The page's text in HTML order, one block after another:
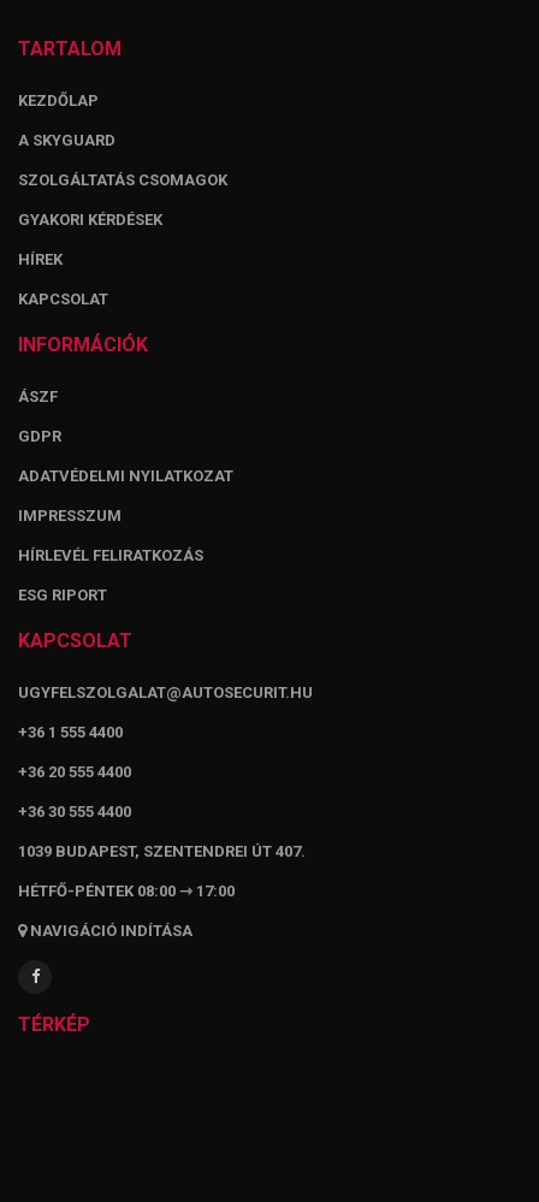
TARTALOM
KEZDŐLAP
A SKYGUARD
SZOLGÁLTATÁS CSOMAGOK
GYAKORI KÉRDÉSEK
HÍREK
KAPCSOLAT
INFORMÁCIÓK
ÁSZF
GDPR
ADATVÉDELMI NYILATKOZAT
IMPRESSZUM
HÍRLEVÉL FELIRATKOZÁS
ESG RIPORT
KAPCSOLAT
UGYFELSZOLGALAT@AUTOSECURIT.HU
+36 1 555 4400
+36 20 555 4400
+36 30 555 4400
1039 BUDAPEST, SZENTENDREI ÚT 407.
HÉTFŐ-PÉNTEK 08:00 ⇾ 17:00
NAVIGÁCIÓ INDÍTÁSA
TÉRKÉP